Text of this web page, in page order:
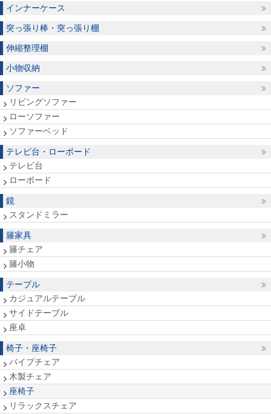
インナーケース
突っ張り棒・突っ張り棚
伸縮整理棚
小物収納
ソファー
リビングソファー
ローソファー
ソファーベッド
テレビ台・ローボード
テレビ台
ローボード
鏡
スタンドミラー
籐家具
籐チェア
籐小物
テーブル
カジュアルテーブル
サイドテーブル
座卓
椅子・座椅子
パイプチェア
木製チェア
座椅子
リラックスチェア